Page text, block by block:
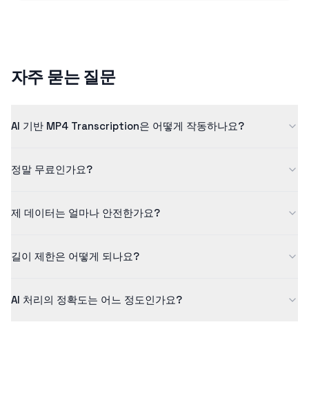
자주 묻는 질문
AI 기반 MP4 Transcription은 어떻게 작동하나요?
정확도의 텍스트로 변환합니다. AI 모델은 수백만 개의 사례를 통해
정말 무료인가요?
다. 더 긴 콘텐츠와 추가 기능을 원하시면 Pro 플랜을 확인해 보세
제 데이터는 얼마나 안전한가요?
호화되어 안전하게 처리되며, 처리 후에는 자동으로 삭제됩니다. 저
길이 제한은 어떻게 되나요?
용하면 1440분 분량의 콘텐츠를 처리할 수 있으며, 맞춤형 서식 지
AI 처리의 정확도는 어느 정도인가요?